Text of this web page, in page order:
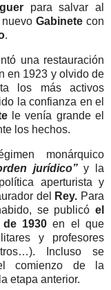
para salvar al
Gabinete con
.
una restauración
en 1923 y olvido de
los más activos
la confianza en el
le venía grande el
los hechos.
monárquico
jurídico”y la
aperturista y
del
Rey. Para
se publicó el
1930 en el que
y profesores
Incluso se
comienzo de la
etapa anterior.